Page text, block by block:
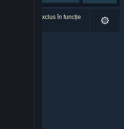
1 titlu a fost exclus în funcție